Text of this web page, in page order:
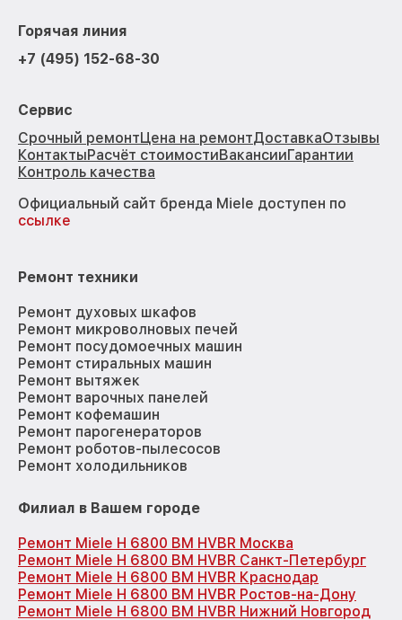
Горячая линия
+7 (495) 152-68-30
Сервис
Срочный ремонтЦена на ремонтДоставкаОтзывы
КонтактыРасчёт стоимостиВакансииГарантии
Контроль качества
Официальный сайт бренда Miele доступен по
ссылке
Ремонт техники
Ремонт духовых шкафов
Ремонт микроволновых печей
Ремонт посудомоечных машин
Ремонт стиральных машин
Ремонт вытяжек
Ремонт варочных панелей
Ремонт кофемашин
Ремонт парогенераторов
Ремонт роботов-пылесосов
Ремонт холодильников
Филиал в Вашем городе
Ремонт Miele H 6800 BM HVBR Москва
Ремонт Miele H 6800 BM HVBR Санкт-Петербург
Ремонт Miele H 6800 BM HVBR Краснодар
Ремонт Miele H 6800 BM HVBR Ростов-на-Дону
Ремонт Miele H 6800 BM HVBR Нижний Новгород